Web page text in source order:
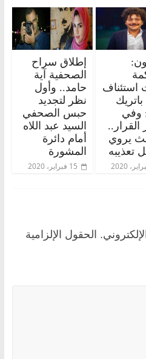
استئناف
وفي
القرار..
يروي
تعذيبه
إطلاق سراح
الصحفية آية
حامد.. وأول
نظر لتجديد
حبس الصحفي
السيد عبد اللاه
أمام دائرة
المشورة
15 فبراير، 2020
الحقول الإلزامية